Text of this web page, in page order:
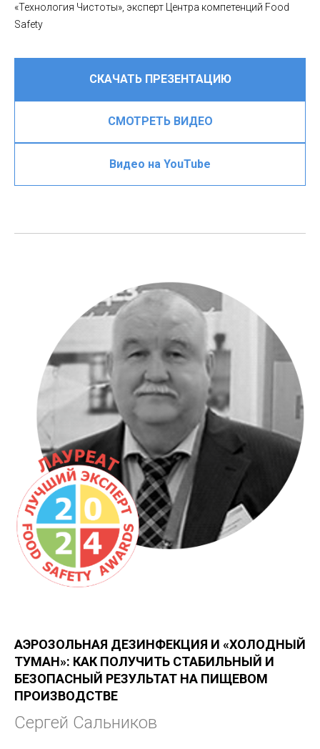
«Технология Чистоты», эксперт Центра компетенций Food
Safety
СКАЧАТЬ ПРЕЗЕНТАЦИЮ
СМОТРЕТЬ ВИДЕО
Видео на YouTube
АЭРОЗОЛЬНАЯ ДЕЗИНФЕКЦИЯ И «ХОЛОДНЫЙ
ТУМАН»: КАК ПОЛУЧИТЬ СТАБИЛЬНЫЙ И
БЕЗОПАСНЫЙ РЕЗУЛЬТАТ НА ПИЩЕВОМ
ПРОИЗВОДСТВЕ
Сергей Сальников